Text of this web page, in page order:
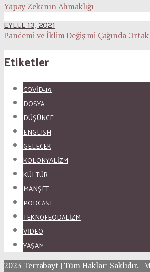
Yapay Zekanın Ahmaklığı
EYLÜL 13, 2021
Pandemi ve İklim Değişimi Çağında Ortak-
Etiketler
COVID-19
DOSYA
DÜŞÜNCE
ENGLISH
GELECEK
KOLONYALİZM
KÜLTÜR
MANŞET
PODCAST
TEKNOFEODALİZM
VİDEO
YAŞAM
2023 Terrabayt | Tüm Hakları Saklıdır. |